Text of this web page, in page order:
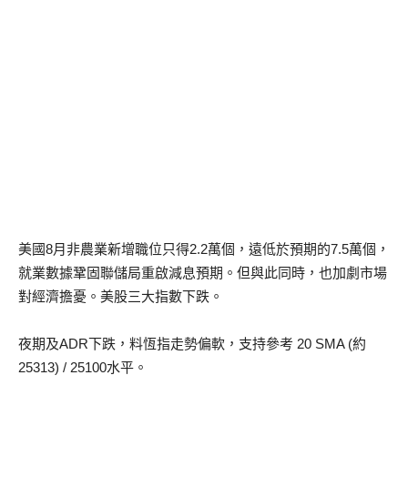
美國8月非農業新增職位只得2.2萬個，遠低於預期的7.5萬個，
就業數據鞏固聯儲局重啟減息預期。但與此同時，也加劇市場
對經濟擔憂。美股三大指數下跌。
夜期及ADR下跌，料恆指走勢偏軟，支持參考 20 SMA (約
25313) / 25100水平。